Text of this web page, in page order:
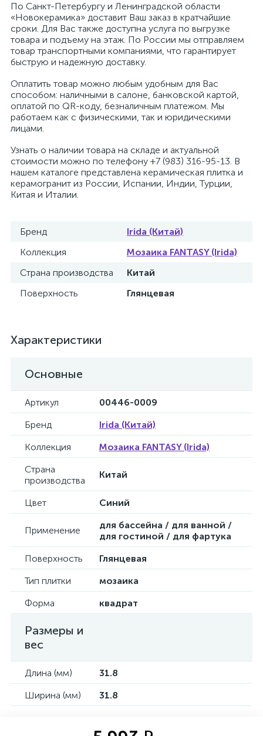
По Санкт-Петербургу и Ленинградской области
«Новокерамика» доставит Ваш заказ в кратчайшие
сроки. Для Вас также доступна услуга по выгрузке
товара и подъему на этаж. По России мы отправляем
товар транспортными компаниями, что гарантирует
быструю и надежную доставку.
Оплатить товар можно любым удобным для Вас
способом: наличными в салоне, банковской картой,
оплатой по QR-коду, безналичным платежом. Мы
работаем как с физическими, так и юридическими
лицами.
Узнать о наличии товара на складе и актуальной
стоимости можно по телефону +7 (983) 316-95-13. В
нашем каталоге представлена керамическая плитка и
керамогранит из России, Испании, Индии, Турции,
Китая и Италии.
Бренд
Irida (Китай)
Коллекция
Мозаика FANTASY (Irida)
Страна производства
Китай
Поверхность
Глянцевая
Характеристики
Основные
Артикул
00446-0009
Бренд
Irida (Китай)
Коллекция
Мозаика FANTASY (Irida)
Страна
производства
Китай
Цвет Синий
Применение
для бассейна / для ванной /
для гостиной / для фартука
Поверхность
Глянцевая
Тип плитки
мозаика
Форма
квадрат
Размеры и
вес
Длина (мм)
31.8
Ширина (мм)
31.8